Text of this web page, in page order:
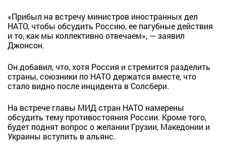
«Прибыл на встречу министров иностранных дел
НАТО, чтобы обсудить Россию, ее пагубные действия
и то, как мы коллективно отвечаем», — заявил
Джонсон.
Он добавил, что, хотя Россия и стремится разделить
страны, союзники по НАТО держатся вместе, что
стало видно после инцидента в Солсбери.
На встрече главы МИД стран НАТО намерены
обсудить тему противостояния России. Кроме того,
будет поднят вопрос о желании Грузии, Македонии и
Украины вступить в альянс.